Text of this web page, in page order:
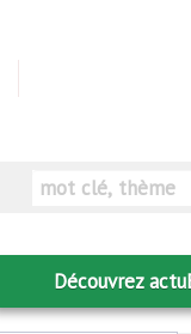
Rechercher
Découvrez